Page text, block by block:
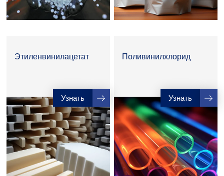
Этиленвинилацетат
Узнать
Поливинилхлорид
Узнать